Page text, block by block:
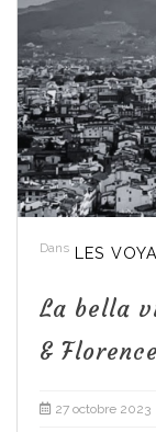
Dans LES
La bella
& Florence
27 octobre 2023